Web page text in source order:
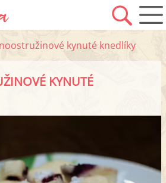
kynuté knedlíky
KYNUTÉ